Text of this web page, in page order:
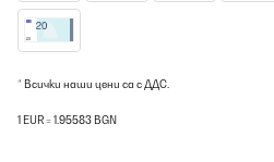
* Всички наши цени са с ДДС.
1 EUR = 1.95583 BGN